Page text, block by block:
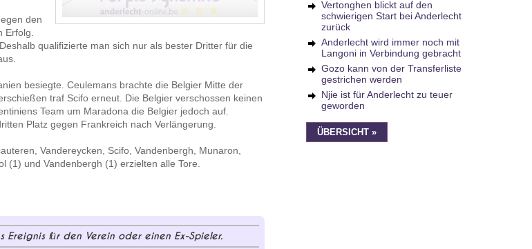
den
qualifizierte man sich nur als bester Dritter für die
besiegte. Ceulemans brachte die Belgier Mitte der
traf Scifo erneut. Die Belgier verschossen keinen
Team um Maradona die Belgier jedoch auf.
Platz gegen Frankreich nach Verlängerung.
Vandereycken, Scifo, Vandenbergh, Munaron,
(1) und Vandenbergh (1) erzielten alle Tore.
für den Verein oder einen Ex-Spieler.
Vertonghen blickt auf den
schwierigen Start bei Anderlecht
zurück
Anderlecht wird immer noch mit
Langoni in Verbindung gebracht
Gozo kann von der Transferliste
gestrichen werden
Njie ist für Anderlecht zu teuer
geworden
ÜBERSICHT »